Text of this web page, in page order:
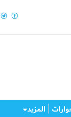
المزيد